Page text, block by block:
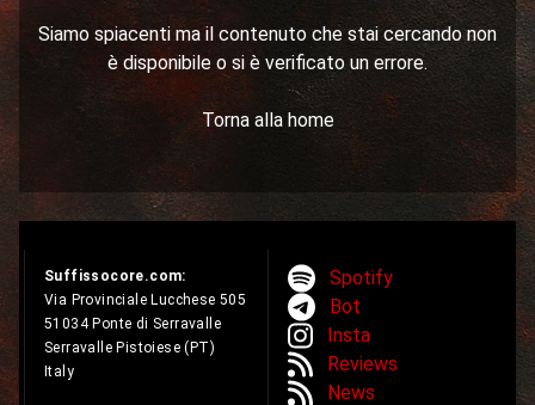
Siamo spiacenti ma il contenuto che stai cercando non
è disponibile o si è verificato un errore.
Torna alla home
Suffissocore.com:
Via Provinciale Lucchese 505
51034 Ponte di Serravalle
Serravalle Pistoiese (PT)
Italy
Spotify
Bot
Insta
Reviews
News